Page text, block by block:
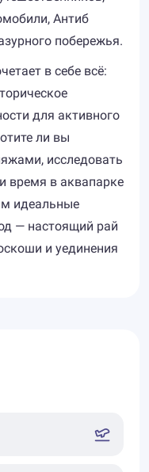
Антиб
побережья.
в себе всё:
для активного
ли вы
исследовать
время в аквапарке
идеальные
— настоящий рай
и уединения